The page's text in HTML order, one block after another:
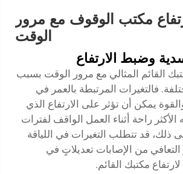
مكتب الوقوف مع مرور
الوقت
وضبط الارتفاع
القائم المثالي مع مرور الوقت بسبب
فالتغيرات المرتبطة بالعمر في
يمكن أن تؤثر على الارتفاع الذي
راحة أثناء العمل الواقف لفترات
ذلك، قد تتطلب التغيرات في اللياقة
التعافي من الإصابات تعديلاتٍ في
مكتبك القائم.